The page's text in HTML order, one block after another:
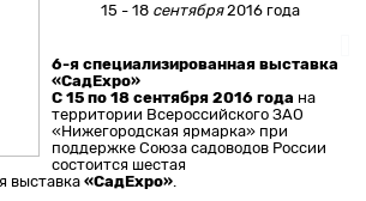
15 - 18 сентября2016 года
6-я специализированная выставка
«СадExpo»
С 15 по 18 сентября 2016 года на
территории Всероссийского ЗАО
«Нижегородская ярмарка» при
поддержке Союза садоводов России
состоится шестая
выставка«СадExpo»